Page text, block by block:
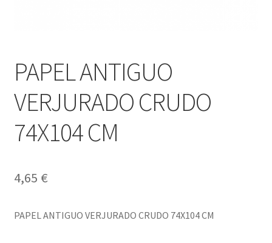
PAPEL ANTIGUO
VERJURADO CRUDO
74X104 CM
4,65 €
PAPEL ANTIGUO VERJURADO CRUDO 74X104 CM